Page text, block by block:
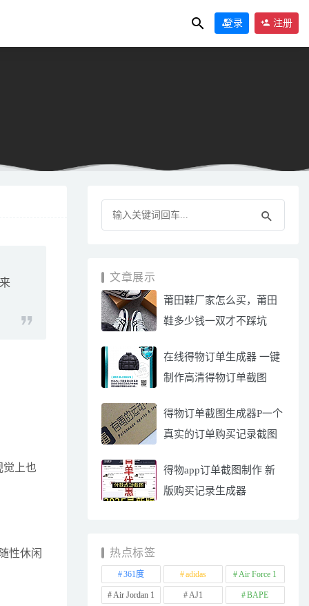
登录 注册
觉上也
性休闲
文章展示
莆田鞋厂家怎么买，莆田
鞋多少钱一双才不踩坑
在线得物订单生成器 一键
制作高清得物订单截图
得物订单截图生成器P一个
真实的订单购买记录截图
得物app订单截图制作 新
版购买记录生成器
热点标签
361度 adidas Air Force 1
Air Jordan 1 AJ1 BAPE